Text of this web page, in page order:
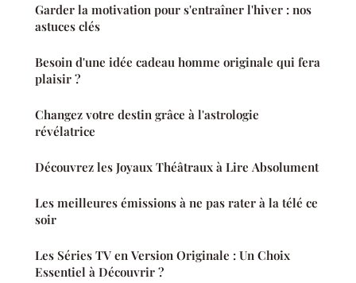
Garder la motivation pour s'entraîner l'hiver : nos
astuces clés
Besoin d'une idée cadeau homme originale qui fera
plaisir ?
Changez votre destin grâce à l'astrologie
révélatrice
Découvrez les Joyaux Théâtraux à Lire Absolument
Les meilleures émissions à ne pas rater à la télé ce
soir
Les Séries TV en Version Originale : Un Choix
Essentiel à Découvrir ?